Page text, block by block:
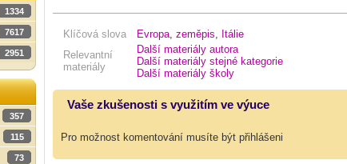
1334
7617
2951
357
115
73
Klíčová slova Evropa zeměpis
Itálie
Relevantní
materiály
Další materiály autora
Další materiály stejné kategorie
Další materiály školy
Vaše zkušenosti s využitím ve výuce
Pro možnost komentování musíte být přihlášeni